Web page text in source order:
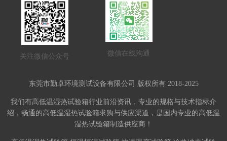
关注微信公众号 微信在线沟通
东莞市勤卓环境测试设备有限公司 版权所有 2018-2025
我们有高低温湿热试验箱行业前沿资讯，专业的规格与技术指标介
绍，畅通的高低温湿热试验箱求购与供应渠道，是国内专业的高低温
湿热试验箱制造供应商！